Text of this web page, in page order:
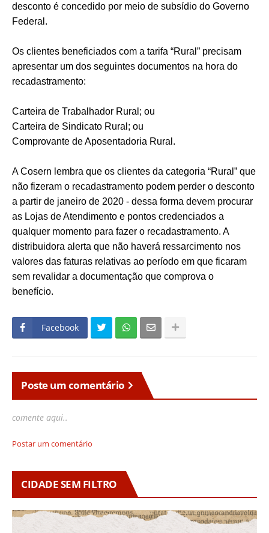
desconto é concedido por meio de subsídio do Governo
Federal.
Os clientes beneficiados com a tarifa “Rural” precisam
apresentar um dos seguintes documentos na hora do
recadastramento:
Carteira de Trabalhador Rural; ou
Carteira de Sindicato Rural; ou
Comprovante de Aposentadoria Rural.
A Cosern lembra que os clientes da categoria “Rural” que
não fizeram o recadastramento podem perder o desconto
a partir de janeiro de 2020 - dessa forma devem procurar
as Lojas de Atendimento e pontos credenciados a
qualquer momento para fazer o recadastramento. A
distribuidora alerta que não haverá ressarcimento nos
valores das faturas relativas ao período em que ficaram
sem revalidar a documentação que comprova o
benefício.
Facebook
Poste um comentário
comente aqui..
Postar um comentário
CIDADE SEM FILTRO